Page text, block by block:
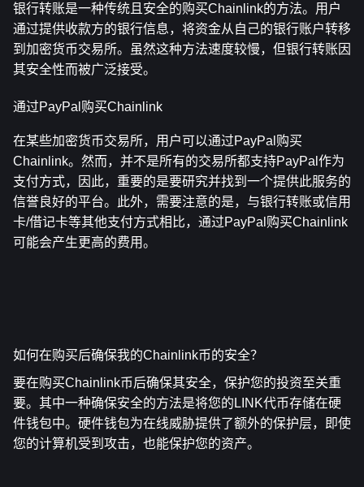
银行转账是一种传统且安全的购买Chainlink的方法。用户
通过提供收款方的银行信息，将资金从自己的银行账户转移
到加密货币交易所。虽然这种方法速度较慢，但银行转账因
其安全性而被广泛接受。
通过PayPal购买Chainlink
在某些加密货币交易所，用户可以通过PayPal购买
Chainlink。然而，并不是所有的交易所都支持PayPal作为
支付方式，因此，重要的是要研究并找到一个提供此服务的
信誉良好的平台。此外，需要注意的是，与银行转账或信用
卡/借记卡等其他支付方式相比，通过PayPal购买Chainlink
可能会产生更高的费用。
如何在购买后确保我的Chainlink币的安全？
要在购买Chainlink币后确保其安全，保护您的投资至关重
要。其中一种确保安全的方法是将您的LINK代币存储在硬
件钱包中。硬件钱包为在线威胁提供了额外的保护层，即使
您的计算机受到攻击，也能保护您的资产。